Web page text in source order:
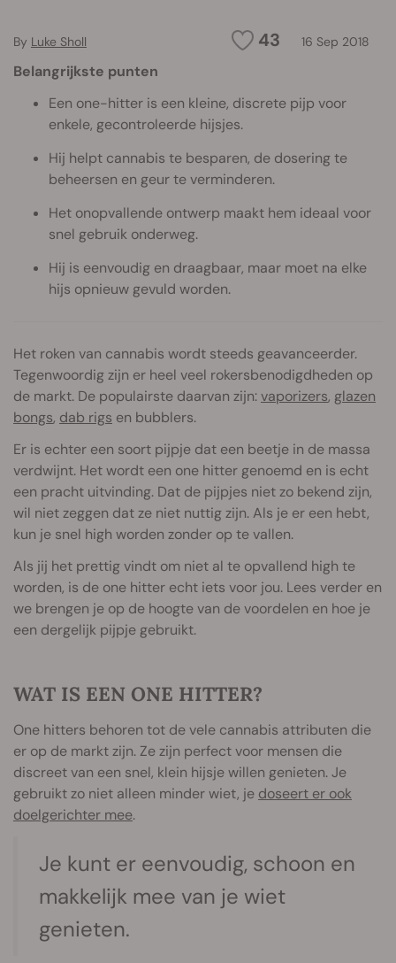
43 16 Sep 2018
By Luke Sholl
Belangrijkste punten
Een one-hitter is een kleine, discrete pijp voor
enkele, gecontroleerde hijsjes.
Hij helpt cannabis te besparen, de dosering te
beheersen en geur te verminderen.
Het onopvallende ontwerp maakt hem ideaal voor
snel gebruik onderweg.
Hij is eenvoudig en draagbaar, maar moet na elke
hijs opnieuw gevuld worden.
Het roken van cannabis wordt steeds geavanceerder.
Tegenwoordig zijn er heel veel rokersbenodigdheden op
de markt. De populairste daarvan zijn:vaporizers, glazen
bongs, dab rigs en bubblers.
Er is echter een soort pijpje dat een beetje in de massa
verdwijnt. Het wordt een one hitter genoemd en is echt
een pracht uitvinding. Dat de pijpjes niet zo bekend zijn,
wil niet zeggen dat ze niet nuttig zijn. Als je er een hebt,
kun je snel high worden zonder op te vallen.
Als jij het prettig vindt om niet al te opvallend high te
worden, is de one hitter echt iets voor jou. Lees verder en
we brengen je op de hoogte van de voordelen en hoe je
een dergelijk pijpje gebruikt.
WAT IS EEN ONE HITTER?
One hitters behoren tot de vele cannabis attributen die
er op de markt zijn. Ze zijn perfect voor mensen die
discreet van een snel, klein hijsje willen genieten. Je
gebruikt zo niet alleen minder wiet, je doseert er ook
doelgerichter mee.
Je kunt er eenvoudig, schoon en
makkelijk mee van je wiet
genieten.